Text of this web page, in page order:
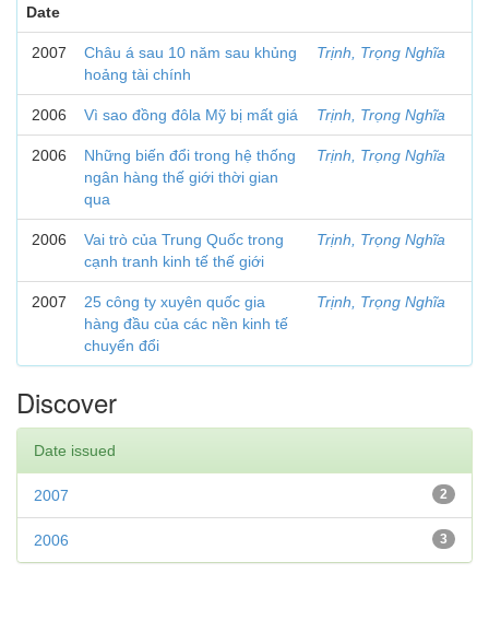
Date
2007
Châu á sau 10 năm sau khủng
hoảng tài chính
Trịnh, Trọng Nghĩa
2006 Vì sao đồng đôla Mỹ bị mất giá Trịnh, Trọng Nghĩa
2006
Những biến đổi trong hệ thống
ngân hàng thế giới thời gian
qua
Trịnh, Trọng Nghĩa
2006
Vai trò của Trung Quốc trong
cạnh tranh kinh tế thế giới
Trịnh, Trọng Nghĩa
2007
25 công ty xuyên quốc gia
hàng đầu của các nền kinh tế
chuyển đổi
Trịnh, Trọng Nghĩa
Discover
Date issued
2
2007
3
2006